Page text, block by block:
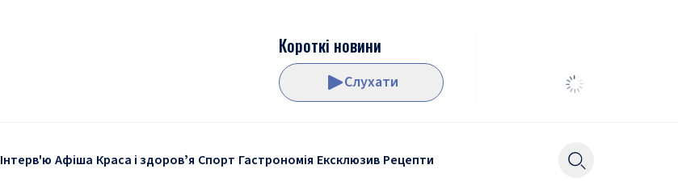
Короткі новини
Слухати
Інтерв'ю Афіша Краса і здоровʼя Спорт Гастрономія Ексклюзив Рецепти